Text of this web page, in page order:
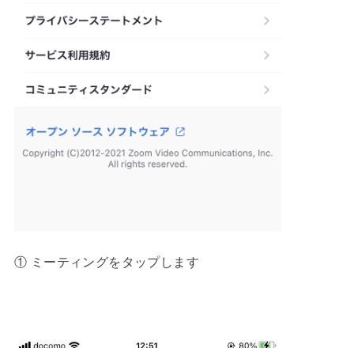
① ミーティングをタップします